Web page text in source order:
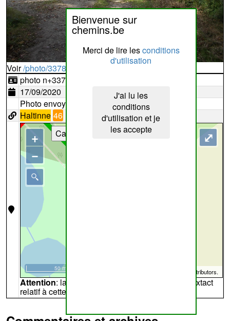
Bienvenue sur
chemins.be
Merci de lire lesconditions
d'utilisation
J'ai lu les
conditions
d'utilisation et je
les accepte
Voir/photo/337882?typ=d
photo n+337882
17/09/2020
Photo envoyée par
fge1
Haltinne 46
contributors.
50 m
+
−
⤢
Cartes
Attention: la carte peut ne pas refléter l'endroit extact
relatif à cette archive